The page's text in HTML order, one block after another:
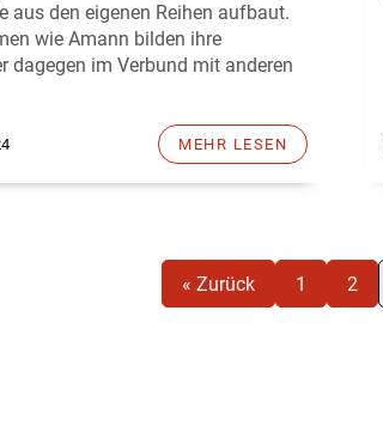
aus den eigenen Reihen aufbaut.
wie Amann bilden ihre
dagegen im Verbund mit anderen
MEHR LESEN
« Zurück 1 2